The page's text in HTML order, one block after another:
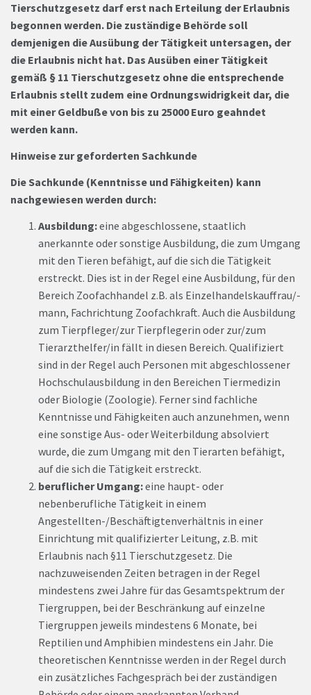
Tierschutzgesetz darf erst nach Erteilung der Erlaubnis
begonnen werden. Die zuständige Behörde soll
demjenigen die Ausübung der Tätigkeit untersagen, der
die Erlaubnis nicht hat. Das Ausüben einer Tätigkeit
gemäß § 11 Tierschutzgesetz ohne die entsprechende
Erlaubnis stellt zudem eine Ordnungswidrigkeit dar, die
mit einer Geldbuße von bis zu 25000 Euro geahndet
werden kann.
Hinweise zur geforderten Sachkunde
Die Sachkunde (Kenntnisse und Fähigkeiten) kann
nachgewiesen werden durch:
Ausbildung:eine abgeschlossene, staatlich
anerkannte oder sonstige Ausbildung, die zum Umgang
mit den Tieren befähigt, auf die sich die Tätigkeit
erstreckt. Dies ist in der Regel eine Ausbildung, für den
Bereich Zoofachhandel z.B. als Einzelhandelskauffrau/-
mann, Fachrichtung Zoofachkraft. Auch die Ausbildung
zum Tierpfleger/zur Tierpflegerin oder zur/zum
Tierarzthelfer/in fällt in diesen Bereich. Qualifiziert
sind in der Regel auch Personen mit abgeschlossener
Hochschulausbildung in den Bereichen Tiermedizin
oder Biologie (Zoologie). Ferner sind fachliche
Kenntnisse und Fähigkeiten auch anzunehmen, wenn
eine sonstige Aus- oder Weiterbildung absolviert
wurde, die zum Umgang mit den Tierarten befähigt,
auf die sich die Tätigkeit erstreckt.
beruflicher Umgang:eine haupt- oder
nebenberufliche Tätigkeit in einem
Angestellten-/Beschäftigtenverhältnis in einer
Einrichtung mit qualifizierter Leitung, z.B. mit
Erlaubnis nach §11 Tierschutzgesetz. Die
nachzuweisenden Zeiten betragen in der Regel
mindestens zwei Jahre für das Gesamtspektrum der
Tiergruppen, bei der Beschränkung auf einzelne
Tiergruppen jeweils mindestens 6 Monate, bei
Reptilien und Amphibien mindestens ein Jahr. Die
theoretischen Kenntnisse werden in der Regel durch
ein zusätzliches Fachgespräch bei der zuständigen